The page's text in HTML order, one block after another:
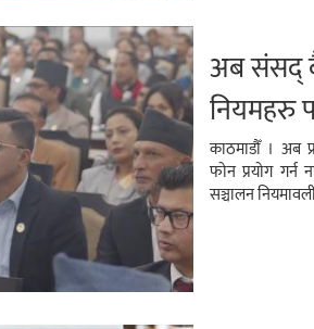
अब संसद्
नियमहरु
काठमाडौँ । अब
फोन प्रयोग गर्न
सञ्चालन